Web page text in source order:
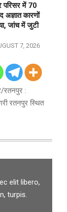
परिसर में 70
अज्ञात कारणों
जांच में जुटी
7, 2026
रतनपुर :
रतनपुर स्थित
elit libero,
turpis.